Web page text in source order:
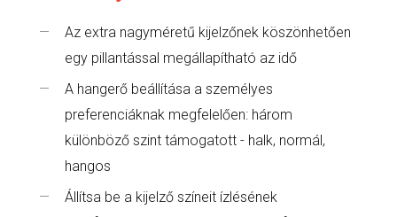
Az extra nagyméretű kijelzőnek köszönhetően
egy pillantással megállapítható az idő
A hangerő beállítása a személyes
preferenciáknak megfelelően: három
különböző szint támogatott - halk, normál,
hangos
Állítsa be a kijelző színeit ízlésének